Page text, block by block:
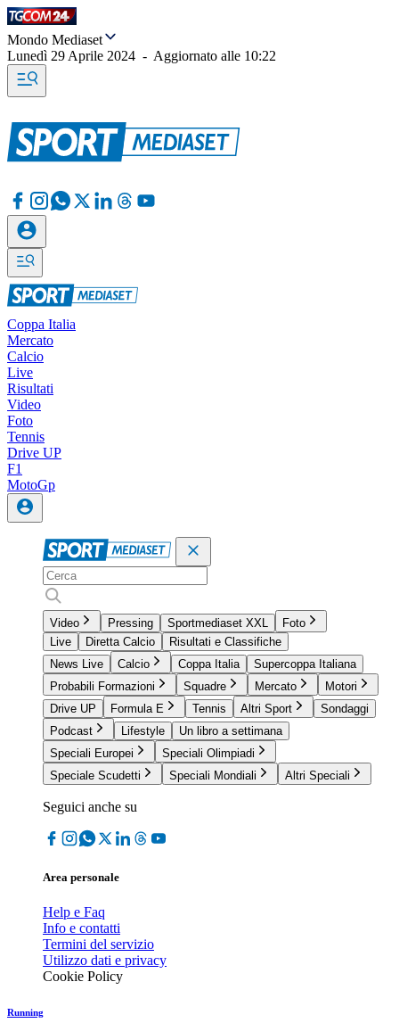
Mondo Mediaset
Lunedì 29 Aprile 2024 - Aggiornato alle 10:22
Coppa Italia
Mercato
Calcio
Live
Risultati
Video
Foto
Tennis
Drive UP
F1
MotoGp
Video Pressing Sportmediaset XXL
Foto
Live
Diretta Calcio
Risultati e Classifiche
News Live
Calcio Coppa Italia
Supercoppa Italiana
Probabili Formazioni
Squadre Mercato
Motori
Drive UP
Formula E Tennis Altri Sport
Sondaggi
Podcast
Lifestyle
Un libro a settimana
Speciali Europei
Speciali Olimpiadi
Speciale Scudetti
Speciali Mondiali Altri Speciali
Seguici anche su
Area personale
Help e Faq
Info e contatti
Termini del servizio
Utilizzo dati e privacy
Cookie Policy
Running